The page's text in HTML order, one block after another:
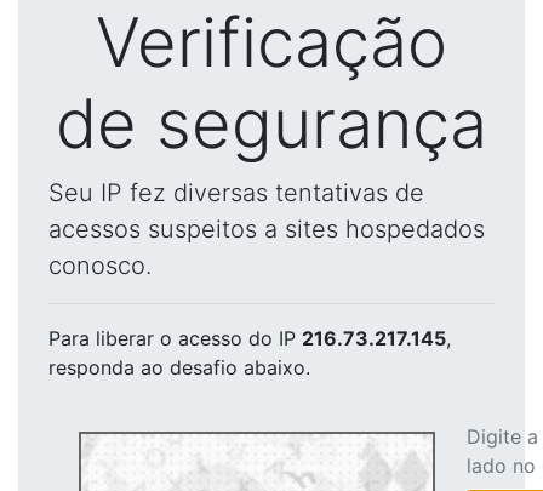
Verificação
de segurança
Seu IP fez diversas tentativas de
acessos suspeitos a sites hospedados
conosco.
Para liberar o acesso do IP 216.73.217.145,
responda ao desafio abaixo.
Digite
lado no